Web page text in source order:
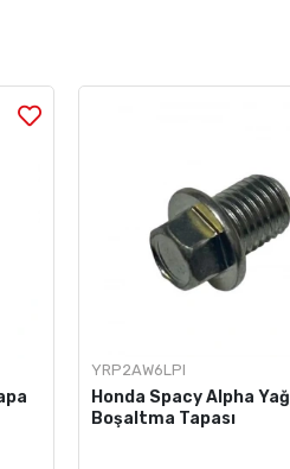
YRP2AW6LPI
Honda Spacy Alpha Yağ
Boşaltma Tapası